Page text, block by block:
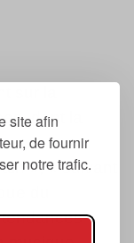
site afin
de fournir
notre trafic.
sur la
dont la
», « suivant
du